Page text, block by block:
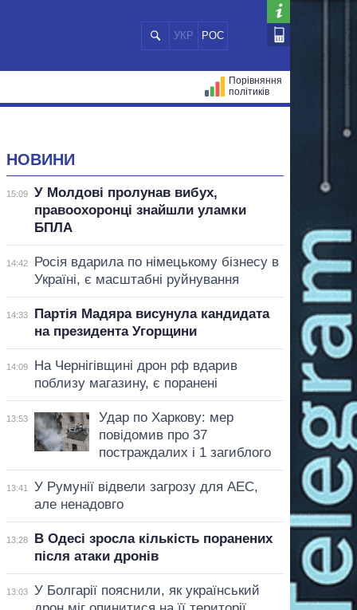
УКР РОС
Порівняння
політиків
НОВИНИ
15:09
У Молдові пролунав вибух,
правоохоронці знайшли уламки
БПЛА
14:42
Росія вдарила по німецькому бізнесу в
Україні, є масштабні руйнування
14:33
Партія Мадяра висунула кандидата
на президента Угорщини
14:09
На Чернігівщині дрон рф вдарив
поблизу магазину, є поранені
13:53
Удар по Харкову: мер
повідомив про 37
постраждалих і 1 загиблого
13:41
У Румунії відвели загрозу для АЕС,
але ненадовго
13:28
В Одесі зросла кількість поранених
після атаки дронів
13:03
У Болгарії пояснили, як український